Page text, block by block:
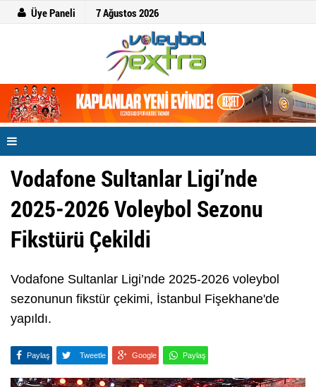
Üye Paneli 7 Ağustos 2026
Vodafone Sultanlar Ligi’nde
2025-2026 Voleybol Sezonu
Fikstürü Çekildi
Vodafone Sultanlar Ligi’nde 2025-2026 voleybol
sezonunun fikstür çekimi, İstanbul Fişekhane'de
yapıldı.
Paylaş Tweetle Google Paylaş